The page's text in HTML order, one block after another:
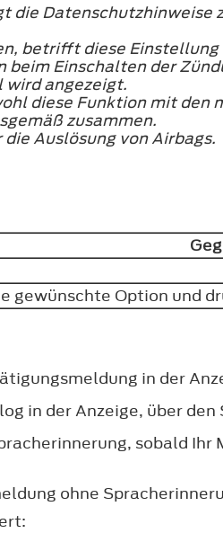
die
betrifft diese
Einschalten der
wird angezeigt.
diese Funktion mit
zusammen.
Auslösung von
gewünschte Option und
in der
in der Anzeige, über
sobald
ohne